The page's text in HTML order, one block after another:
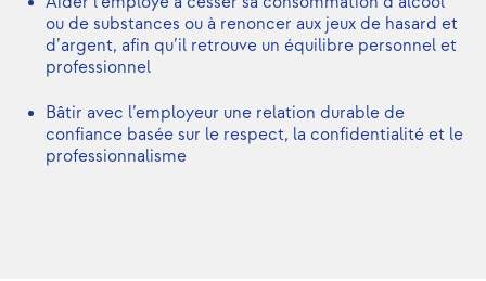
ou de substances ou à renoncer aux jeux de hasard et
d’argent, afin qu’il retrouve un équilibre personnel et
professionnel
Bâtir avec l’employeur une relation durable de
confiance basée sur le respect, la confidentialité et le
professionnalisme